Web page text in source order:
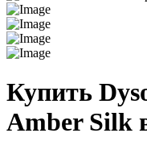
Купить
Amber Silk